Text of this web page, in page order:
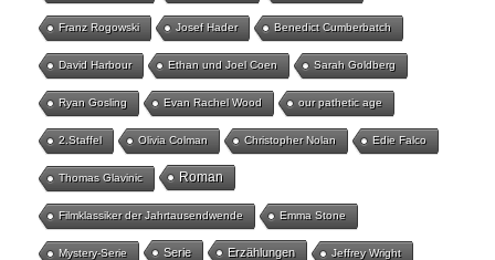
Franz Rogowski Josef Hader Benedict Cumberbatch
David Harbour Ethan und Joel Coen Sarah Goldberg
Ryan Gosling Evan Rachel Wood our pathetic age
2.Staffel Olivia Colman Christopher Nolan Edie Falco
Thomas Glavinic Roman
Filmklassiker der Jahrtausendwende Emma Stone
Mystery-Serie Serie Erzählungen Jeffrey Wright